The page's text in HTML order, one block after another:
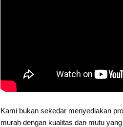
Kami bukan sekedar menyediakan
murah dengan kualitas dan mutu yang